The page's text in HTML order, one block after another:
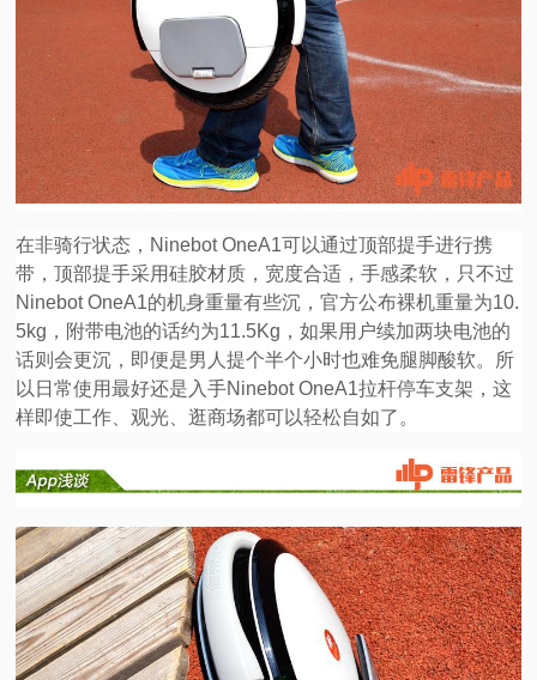
在非骑行状态，Ninebot OneA1可以通过顶部提手进行携
带，顶部提手采用硅胶材质，宽度合适，手感柔软，只不过
Ninebot OneA1的机身重量有些沉，官方公布裸机重量为10.
5kg，附带电池的话约为11.5Kg，如果用户续加两块电池的
话则会更沉，即便是男人提个半个小时也难免腿脚酸软。所
以日常使用最好还是入手Ninebot OneA1拉杆停车支架，这
样即使工作、观光、逛商场都可以轻松自如了。